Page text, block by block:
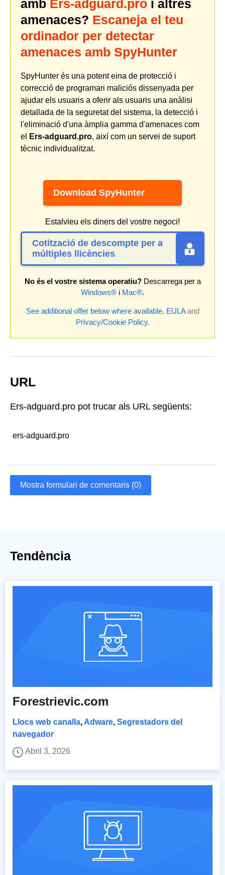
amb Ers-adguard.pro i altres
amenaces? Escaneja el teu
ordinador per detectar
amenaces amb SpyHunter
SpyHunter és una potent eina de protecció i
correcció de programari maliciós dissenyada per
ajudar els usuaris a oferir als usuaris una anàlisi
detallada de la seguretat del sistema, la detecció i
l'eliminació d'una àmplia gamma d'amenaces com
el
Ers-adguard.pro, així com un servei de suport
tècnic individualitzat.
Download SpyHunter
Estalvieu els diners del vostre negoci!
Cotització de descompte per a
múltiples llicències
No és el vostre sistema operatiu?Descarrega per a
Windows® i Mac®.
See additional offer below where available. EULAand
Privacy/Cookie Policy.
URL
Ers-adguard.pro pot trucar als URL següents:
ers-adguard.pro
Mostra formulari de comentaris (0)
Tendència
Forestrievic.com
Llocs web canalla, Adware, Segrestadors del
navegador
Abril 3, 2026